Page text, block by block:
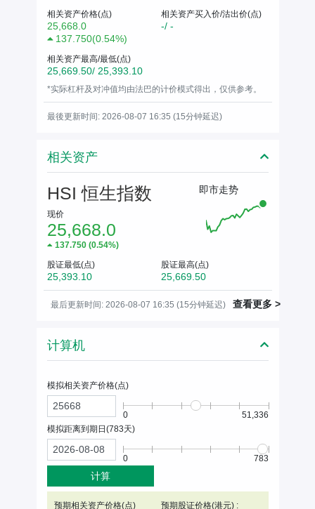
相关资产价格(点)
25,668.0
137.750(0.54%)
相关资产买入价/沽出价(点)
-/ -
相关资产最高/最低(点)
25,669.50/ 25,393.10
*实际杠杆及对冲值均由法巴的计价模式得出，仅供参考。
最後更新时间: 2026-08-07 16:35 (15分钟延迟)
相关资产
HSI 恒生指数
现价
25,668.0
137.750(0.54%)
即市走势
股证最低(点)
25,393.10
股证最高(点)
25,669.50
最后更新时间: 2026-08-07 16:35 (15分钟延迟) 查看更多 >
计算机
模拟相关资产价格(点)
0
51,336
模拟距离到期日(783天)
0 783
计算
预期相关资产价格(点) 预期股证价格(港元) :